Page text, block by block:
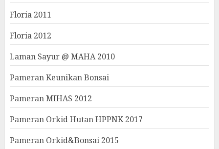
Floria 2011
Floria 2012
Laman Sayur @ MAHA 2010
Pameran Keunikan Bonsai
Pameran MIHAS 2012
Pameran Orkid Hutan HPPNK 2017
Pameran Orkid&Bonsai 2015